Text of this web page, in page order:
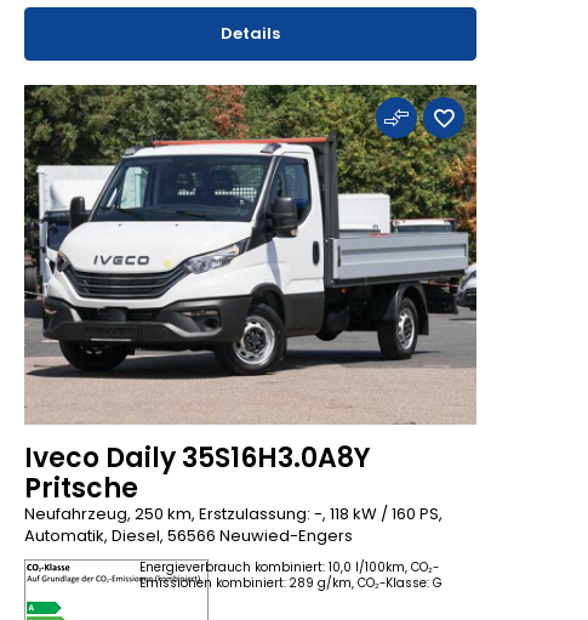
Details
Iveco Daily 35S16H3.0A8Y
Pritsche
Neufahrzeug, 250 km, Erstzulassung: -, 118 kW / 160 PS,
Automatik, Diesel, 56566 Neuwied-Engers
Energieverbrauch kombiniert: 10,0 l/100km, CO₂-
Emissionen kombiniert: 289 g/km, CO₂-Klasse: G